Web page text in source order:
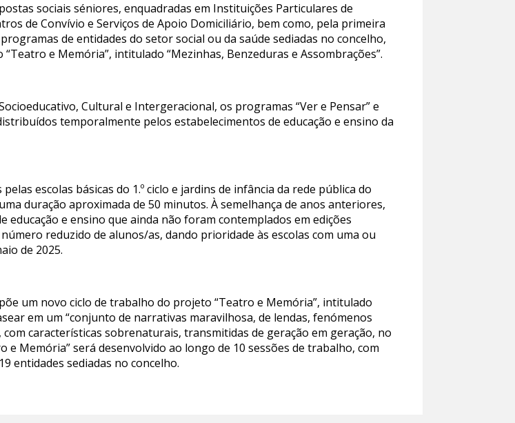
sociais séniores, enquadradas em Instituições Particulares de
de Convívio e Serviços de Apoio Domiciliário, bem como, pela primeira
de entidades do setor social ou da saúde sediadas no concelho,
e Memória”, intitulado “Mezinhas, Benzeduras e Assombrações”.
Cultural e Intergeracional, os programas “Ver e Pensar” e
temporalmente pelos estabelecimentos de educação e ensino da
escolas básicas do 1.º ciclo e jardins de infância da rede pública do
duração aproximada de 50 minutos. À semelhança de anos anteriores,
e ensino que ainda não foram contemplados em edições
reduzido de alunos/as, dando prioridade às escolas com uma ou
de 2025.
um novo ciclo de trabalho do projeto “Teatro e Memória”, intitulado
em um “conjunto de narrativas maravilhosa, de lendas, fenómenos
características sobrenaturais, transmitidas de geração em geração, no
Memória” será desenvolvido ao longo de 10 sessões de trabalho, com
entidades sediadas no concelho.